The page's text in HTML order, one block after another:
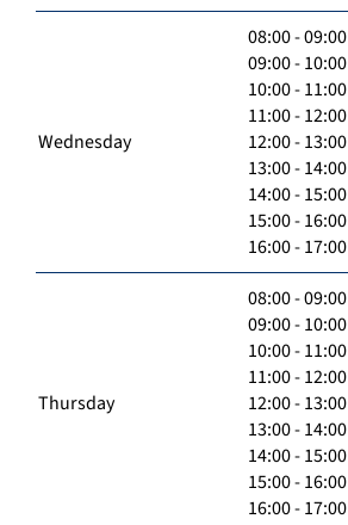
Wednesday
08:00 - 09:00
09:00 - 10:00
10:00 - 11:00
11:00 - 12:00
12:00 - 13:00
13:00 - 14:00
14:00 - 15:00
15:00 - 16:00
16:00 - 17:00
Thursday
08:00 - 09:00
09:00 - 10:00
10:00 - 11:00
11:00 - 12:00
12:00 - 13:00
13:00 - 14:00
14:00 - 15:00
15:00 - 16:00
16:00 - 17:00